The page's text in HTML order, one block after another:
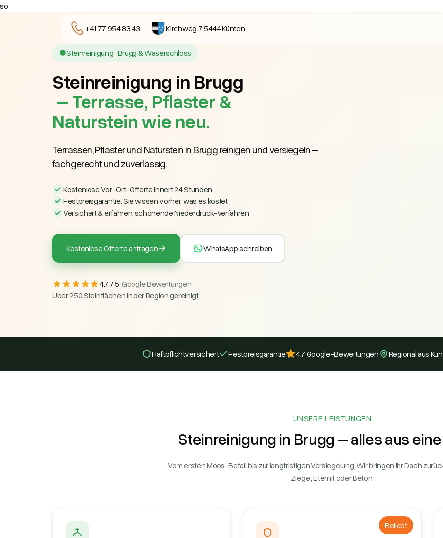
so
+41 77 954 83 43 Kirchweg 7 5444 Künten
Steinreinigung · Brugg & Waserschloss
Steinreinigung in Brugg
– Terrasse, Pflaster &
Naturstein wie neu.
Terrassen, Pflaster und Naturstein in Brugg reinigen und versiegeln –
fachgerecht und zuverlässig.
Kostenlose Vor-Ort-Offerte innert 24 Stunden
Festpreisgarantie: Sie wissen vorher, was es kostet
Versichert & erfahren: schonende Niederdruck-Verfahren
Kostenlose Offerte anfragen WhatsApp schreiben
4.7 / 5· Google Bewertungen
Über 250 Steinflächen in der Region gereinigt
Haftpflicht­versichert Festpreisgarantie 4.7 Google-Bewertungen Regional aus
UNSERE LEISTUNGEN
Steinreinigung in Brugg – alles aus
Vom ersten Moos-Befall bis zur langfristigen Versiegelung: Wir bringen Ihr Dach
Ziegel, Eternit oder Beton.
Beliebt